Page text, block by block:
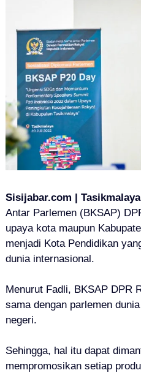
Sisijabar.com | Tasikmalaya
Antar Parlemen (BKSAP)
upaya kota maupun
menjadi Kota Pendidikan
dunia internasional.
Menurut Fadli, BKSAP DPR
sama dengan parlemen
negeri.
Sehingga, hal itu dapat
mempromosikan setiap